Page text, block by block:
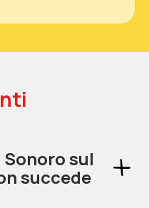
sul
succede